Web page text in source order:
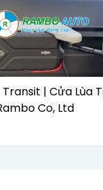
| Cửa Lùa
Co, Ltd